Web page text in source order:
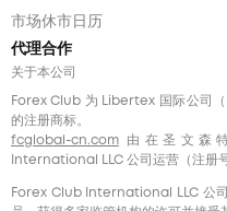
市场休市日历
代理合作
关于本公司
Forex Club 为 Libertex 国际公司
的注册商标。
fcglobal-cn.com 由在圣文森
International LLC 公司运营（注册号
Forex Club International LLC 公